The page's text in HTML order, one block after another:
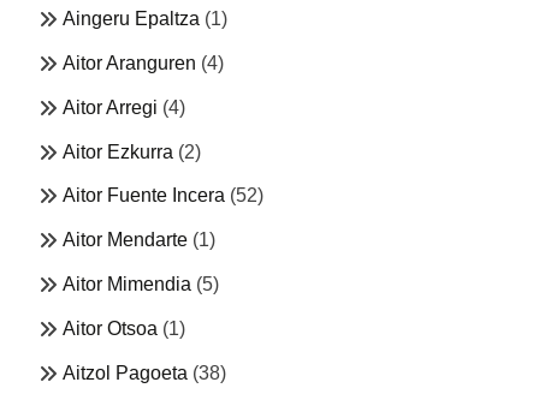
Aingeru Epaltza (1)
Aitor Aranguren (4)
Aitor Arregi (4)
Aitor Ezkurra (2)
Aitor Fuente Incera (52)
Aitor Mendarte (1)
Aitor Mimendia (5)
Aitor Otsoa (1)
Aitzol Pagoeta (38)